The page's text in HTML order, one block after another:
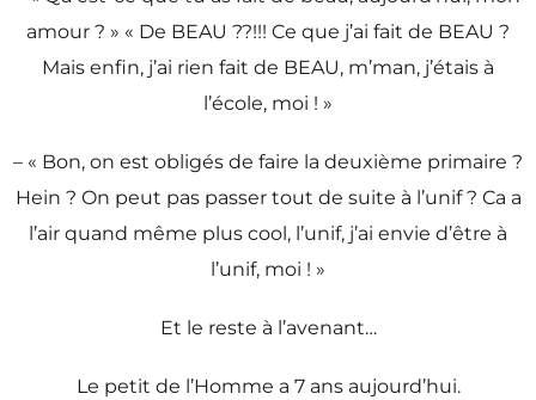
amour ? » « De BEAU ??!!! Ce que j’ai fait de BEAU ?
Mais enfin, j’ai rien fait de BEAU, m’man, j’étais à
l’école, moi ! »
– « Bon, on est obligés de faire la deuxième primaire ?
Hein ? On peut pas passer tout de suite à l’unif ? Ca a
l’air quand même plus cool, l’unif, j’ai envie d’être à
l’unif, moi ! »
Et le reste à l’avenant…
Le petit de l’Homme a 7 ans aujourd’hui.